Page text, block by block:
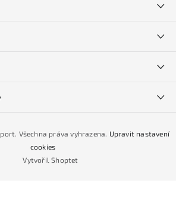
ESSOX
Vytvořil Shoptet
. Všechna práva vyhrazena. Upravit nastavení
cookies